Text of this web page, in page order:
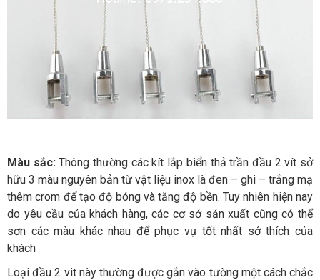
Màu sắc:Thông thường các kít lắp biển thả trần đầu 2 vít sở
hữu 3 màu nguyên bản từ vật liệu inox là đen – ghi – trắng mạ
thêm crom để tạo độ bóng và tăng độ bền. Tuy nhiên hiện nay
do yêu cầu của khách hàng, các cơ sở sản xuất cũng có thể
sơn các màu khác nhau để phục vụ tốt nhất sở thích của
khách
Loại đầu 2 vit này thường được gắn vào tường một cách chắc